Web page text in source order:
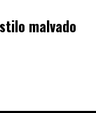
malvado